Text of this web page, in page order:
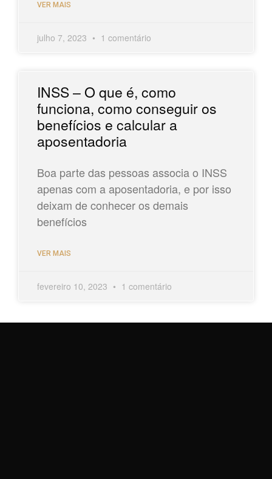
VER MAIS
julho 7, 2023 1 comentário
INSS – O que é, como
funciona, como conseguir os
benefícios e calcular a
aposentadoria​
Boa parte das pessoas associa o INSS
apenas com a aposentadoria, e por isso
deixam de conhecer os demais
benefícios
VER MAIS
fevereiro 10, 2023 1 comentário